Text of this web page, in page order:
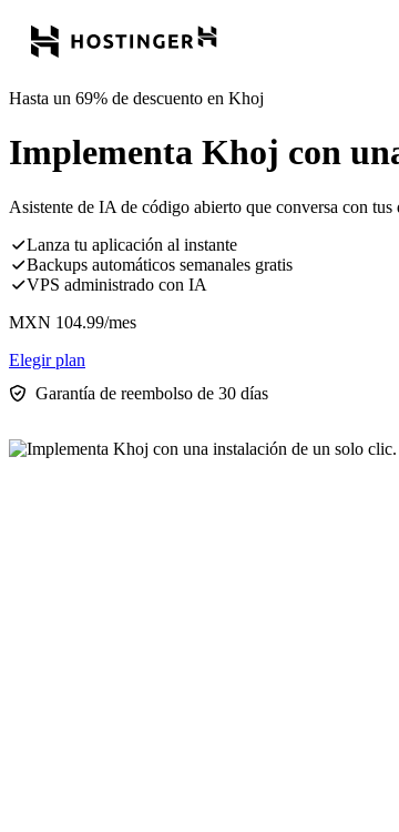
Hasta un 69% de descuento en Khoj
Implementa Khoj con
Asistente de IA de código abierto que conversa con
Lanza tu aplicación al instante
Backups automáticos semanales gratis
VPS administrado con IA
MXN 104.99/mes
Elegir plan
Garantía de reembolso de 30 días